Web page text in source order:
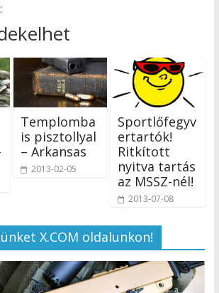
Templomba
is pisztollyal
– Arkansas
2013-02-05
Sportlőfegyv
ertartók!
Ritkított
nyitva tartás
az MSSZ-nél!
2013-07-08
X.COM oldalunkon!